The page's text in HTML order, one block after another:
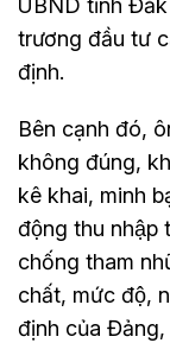
UBND tỉnh
trương đầu tư
định.
Bên cạnh đó,
không đúng,
kê khai, minh
động thu nhập
chống tham
chất, mức độ,
định của